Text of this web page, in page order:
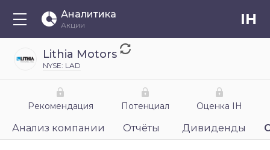
Аналитика
Акции IH
Lithia Motors
NYSE: LAD
Рекомендация Потенциал Оценка IH
Анализ компании Отчёты Дивиденды